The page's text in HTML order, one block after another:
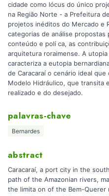
cidade como lócus do único
na Região Norte - a Prefeitura
projetos inéditos do Mercado e
categorias de análise propostas
conteúdo e polí ca, as
arquitetura roraimense. A
caracteriza a eutopia
de Caracaraí o cenário ideal
Modelo Hidráulico, que transita
realizado e do desejado.
palavras-chave
Bernardes
abstract
Caracaraí, a port city in the
path of the Amazonian rivers,
the limita on of the Bem-Querer